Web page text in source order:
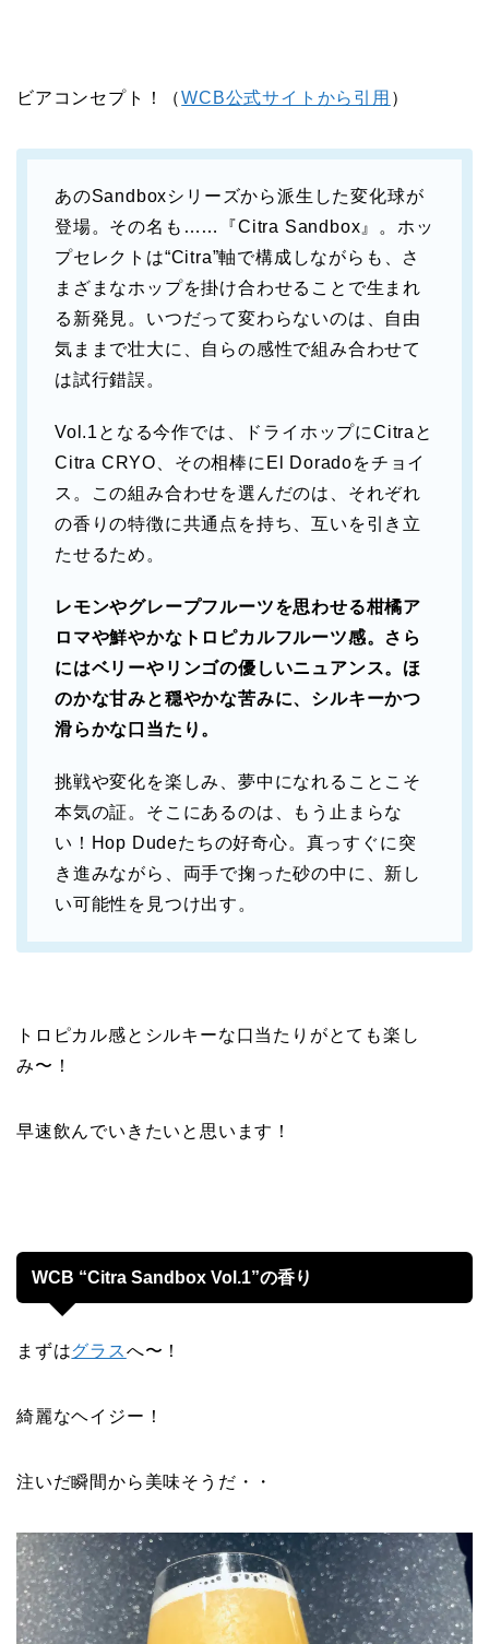
ビアコンセプト！（WCB公式サイトから引用 ）
あのSandboxシリーズから派生した変化球が
登場。その名も……『Citra Sandbox』。ホッ
プセレクトは“Citra”軸で構成しながらも、さ
まざまなホップを掛け合わせることで生まれ
る新発見。いつだって変わらないのは、自由
気ままで壮大に、自らの感性で組み合わせて
は試行錯誤。
Vol.1となる今作では、ドライホップにCitraと
Citra CRYO、その相棒にEl Doradoをチョイ
ス。この組み合わせを選んだのは、それぞれ
の香りの特徴に共通点を持ち、互いを引き立
たせるため。
レモンやグレープフルーツを思わせる柑橘ア
ロマや鮮やかなトロピカルフルーツ感。さら
にはベリーやリンゴの優しいニュアンス。ほ
のかな甘みと穏やかな苦みに、シルキーかつ
滑らかな口当たり。
挑戦や変化を楽しみ、夢中になれることこそ
本気の証。そこにあるのは、もう止まらな
い！Hop Dudeたちの好奇心。真っすぐに突
き進みながら、両手で掬った砂の中に、新し
い可能性を見つけ出す。
トロピカル感とシルキーな口当たりがとても楽し
み〜！
早速飲んでいきたいと思います！
WCB “Citra Sandbox Vol.1”の香り
まずはグラスへ〜！
綺麗なヘイジー！
注いだ瞬間から美味そうだ・・